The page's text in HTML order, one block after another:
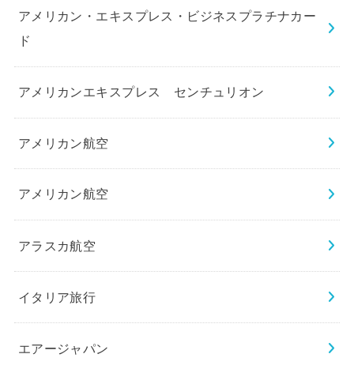
アメリカン・エキスプレス・ビジネスプラチナカー
ド
アメリカンエキスプレス センチュリオン
アメリカン航空
アメリカン航空
アラスカ航空
イタリア旅行
エアージャパン